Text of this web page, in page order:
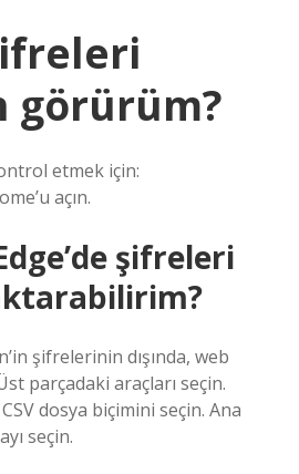
görürüm?
etmek için:
açın.
şifreleri
şifrelerinin dışında, web
parçadaki araçları seçin.
CSV dosya biçimini seçin. Ana
seçin.